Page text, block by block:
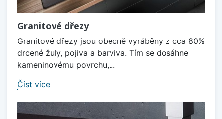
Granitové dřezy
Granitové dřezy jsou obecně vyráběny z cca 80%
drcené žuly, pojiva a barviva. Tím se dosáhne
kameninovému povrchu,...
Číst více